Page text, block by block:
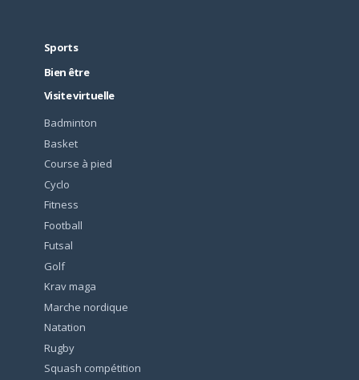
Sports
Bien être
Visite virtuelle
Badminton
Basket
Course à pied
Cyclo
Fitness
Football
Futsal
Golf
Krav maga
Marche nordique
Natation
Rugby
Squash compétition